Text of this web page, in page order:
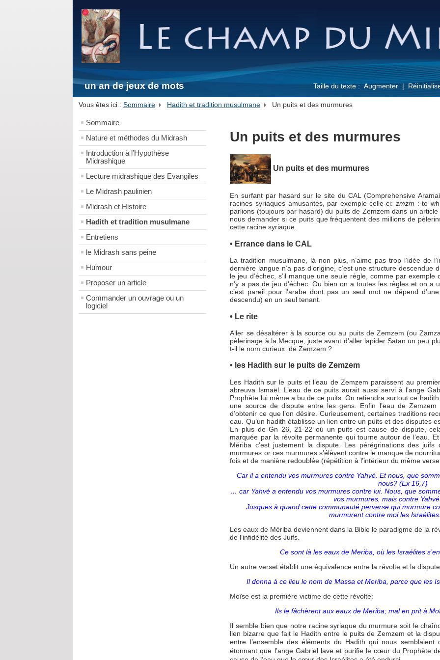
un an de jeux de mots Taille du texte : Augmenter
Vous êtes ici : Sommaire Hadith et tradition musulmane Un puits et des murmures
Sommaire
Nature et méthodes du Midrash
Introduction à l’Hypothèse
Midrashique
Lecture midrashique des Evangiles
Le Midrash paulinien
Midrash et Histoire
Hadith et tradition musulmane
Entretiens
le Midrash sans peine
Humour
Proposer un article
Commander un ouvrage ou un
logiciel
Un puits et des murmures
Un puits et des murmures
En surfant par hasard sur le site du CAL (Comprehensive
racines syriaques amusantes, par exemple celle-ci: zmzm : to
parlions (toujours par hasard) du puits de Zemzem dans un
nous demander si ce puits que fréquentent des millions de
cette racine syriaque.
• Errance dans le CAL
La tradition musulmane, là non plus, n’aime pas trop l’idée de
dernière langue n’a pas d’origine, c’est une structure descendue
le jeu d’échec, s’il manque une seule règle, comme par
n’y a pas de jeu d’échec. Ou bien on a toutes les règles et on a
c’est pareil pour l’arabe dont pas un seul mot ne dépend
descendu) en un seul tenant.
• Le rite
Aller se désaltérer à la source ou au puits de Zemzem (ou
pèlerinage à la Mecque, juste avant d’aller lapider Satan un peu
t-il le nom curieux de Zemzem ?
• les Hadith sur le puits de Zemzem
Les Hadith sur le puits et l’eau de Zemzem paraissent au
abreuva Ismaël. L’eau de ce puits aurait aussi servi à l’ange
Prophète lui même a bu de ce puits. On retiendra surtout ce
une source de dispute entre les gens. Enfin l’eau de
d’obtenir ce que l’on désire. Curieusement, certaines traditions
eau. Qu’un hadith établisse un lien entre un puits et des disputes
En plus de Gn 26, 21-22 où un puits est cause de dispute,
marquée par la révolte permanente qui tourne autour de l’eau.
Mériba c’est justement la dispute. Les pérégrinations des
murmures or ces murmures s’élèvent contre le manque de
fois et de manière redoublée (répétition à l’intérieur du même
Car il a entendu vos murmures contre Yahvé. Et nous, que
nous? (Ex 16,7)
… car Yahvé a entendu vos murmures contre lui. Nous, que
vos murmures, mais contre
Jusques à quand cette communauté perverse qui murmure
murmurent contre moi les
Les eaux de Mériba deviennent dans la Bible le paradigme de la
de l’infidélité des Juifs.
Ce sont là les eaux de Meriba, où les Israélites
Un autre verset établit une équivalence entre la révolte et la
Il donna à ce lieu le nom de Massa et Meriba, parce que les
Moïse est la première victime de cette révolte:
Ils le fâchèrent aux eaux de Meriba; mal en prit à
Il semble bien que notre racine syriaque du murmure soit le
lien bizarre que fait le Hadith entre le puits de Zemzem et la
entre l’ensemble des éléments du Hadith qui nous
étonnant que l’ange Gabriel lave et purifie le cœur du Prophète